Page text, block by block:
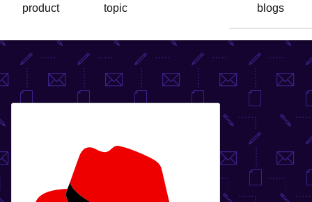
product
topic
blogs